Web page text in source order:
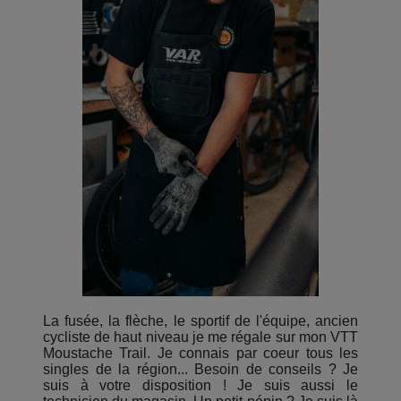
La fusée, la flèche, le sportif de l'équipe, ancien
cycliste de haut niveau je me régale sur mon VTT
Moustache Trail. Je connais par coeur tous les
singles de la région... Besoin de conseils ? Je
suis à votre disposition ! Je suis aussi le